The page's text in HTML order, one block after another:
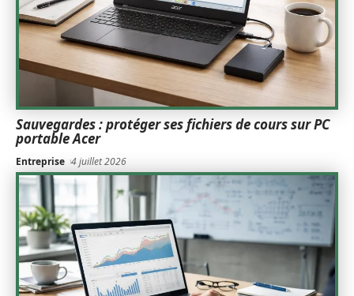
Sauvegardes : protéger ses fichiers de cours sur PC
portable Acer
Entreprise 4 juillet 2026